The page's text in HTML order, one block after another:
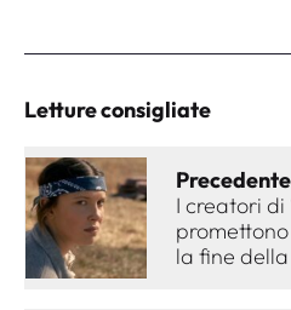
Letture consigliate
Precedente
I creatori di
la fine